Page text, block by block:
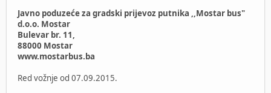
Javno poduzeće za gradski prijevoz putnika ,,Mostar bus"
d.o.o. Mostar
Bulevar br. 11,
88000 Mostar
www.mostarbus.ba
Red vožnje od 07.09.2015.